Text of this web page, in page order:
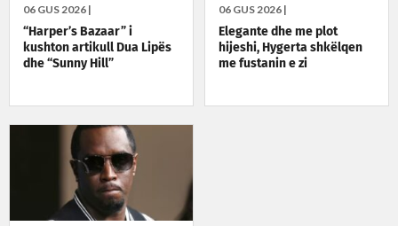
06 GUS 2026 |
“Harper’s Bazaar” i
kushton artikull Dua Lipës
dhe “Sunny Hill”
06 GUS 2026 |
Elegante dhe me plot
hijeshi, Hygerta shkëlqen
me fustanin e zi